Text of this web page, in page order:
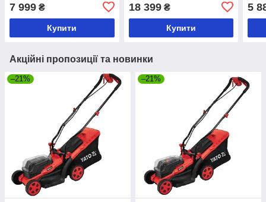
7 999 ₴
Купити
18 399₴
Купити
5
Акційні пропозиції та новинки
–21% –21%